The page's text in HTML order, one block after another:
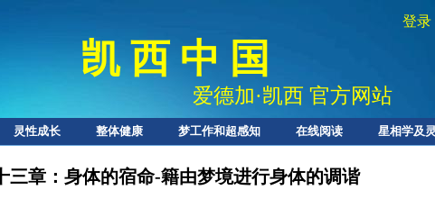
爱德加·凯西 官方网站
凯 西 中 国
登录
灵性成长 整体健康 梦工作和超感知 在线阅读 星相学及
三章：身体的宿命-籍由梦境进行身体的调谐